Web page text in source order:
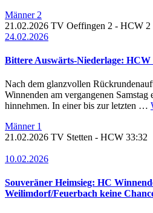
Männer 2
21.02.2026 TV Oeffingen 2 - HCW 2
24.02.2026
Bittere Auswärts-Niederlage:
Nach dem glanzvollen
Winnenden am vergangenen Samstag
hinnehmen. In einer bis zur letzten …
Männer 1
21.02.2026 TV Stetten - HCW 33:32
10.02.2026
Souveräner Heimsieg: HC
Weilimdorf/Feuerbach keine